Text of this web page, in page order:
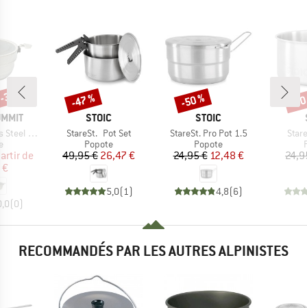
Pot
group
réduit
de
(0)
%
MARQUE
STOIC
Article
StareSt. Pot Set
Product group
Popote
Prix
49,95 €Prix réduit
26,47 €
5,0(1 )
Remise
-47 %
MARQUE
STOIC
Article
StareSt. Pro Pot 1.5
Product group
Popote
Prix
24,95 €Prix réduit
12,48 €
4,8(6)
Remise
-50 % -
RECOMMANDÉS PAR LES AUTRES ALPINISTES